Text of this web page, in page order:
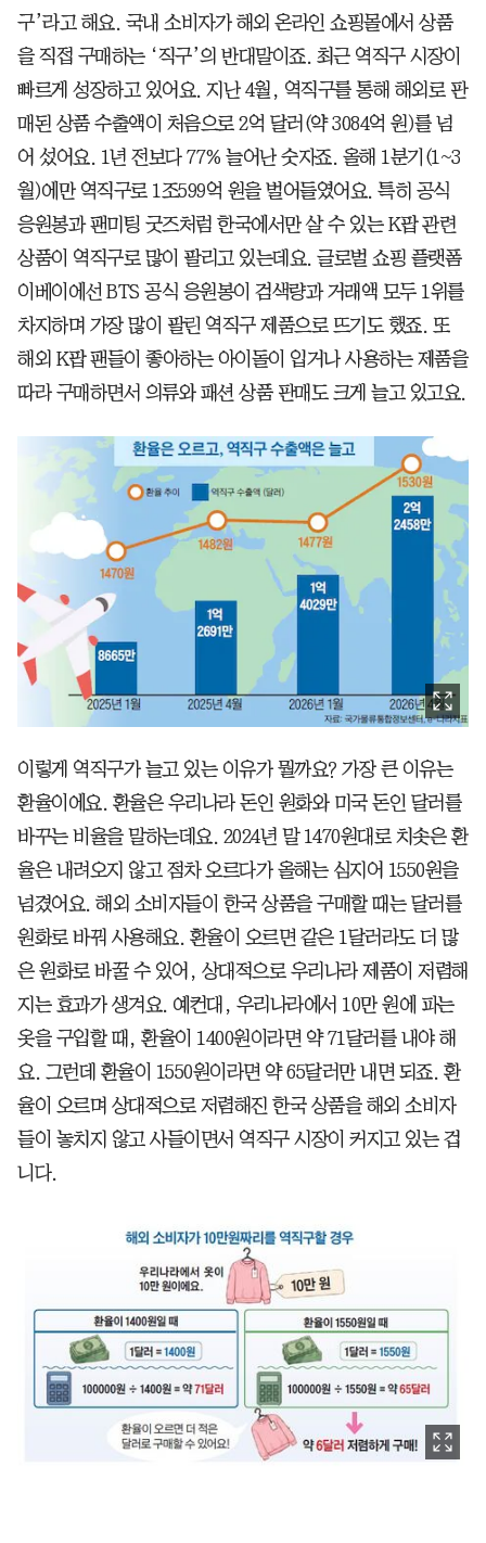
구’라고 해요. 국내 소비자가 해외 온라인 쇼핑몰에서 상품
을 직접 구매하는 ‘직구’의 반대말이죠. 최근 역직구 시장이
빠르게 성장하고 있어요. 지난 4월, 역직구를 통해 해외로 판
매된 상품 수출액이 처음으로 2억 달러(약 3084억 원)를 넘
어 섰어요. 1년 전보다 77% 늘어난 숫자죠. 올해 1분기(1~3
월)에만 역직구로 1조599억 원을 벌어들였어요. 특히 공식
응원봉과 팬미팅 굿즈처럼 한국에서만 살 수 있는 K팝 관련
상품이 역직구로 많이 팔리고 있는데요. 글로벌 쇼핑 플랫폼
이베이에선 BTS 공식 응원봉이 검색량과 거래액 모두 1위를
차지하며 가장 많이 팔린 역직구 제품으로 뜨기도 했죠. 또
해외 K팝 팬들이 좋아하는 아이돌이 입거나 사용하는 제품을
따라 구매하면서 의류와 패션 상품 판매도 크게 늘고 있고요.
이렇게 역직구가 늘고 있는 이유가 뭘까요? 가장 큰 이유는
환율이에요. 환율은 우리나라 돈인 원화와 미국 돈인 달러를
바꾸는 비율을 말하는데요. 2024년 말 1470원대로 치솟은 환
율은 내려오지 않고 점차 오르다가 올해는 심지어 1550원을
넘겼어요. 해외 소비자들이 한국 상품을 구매할 때는 달러를
원화로 바꿔 사용해요. 환율이 오르면 같은 1달러라도 더 많
은 원화로 바꿀 수 있어, 상대적으로 우리나라 제품이 저렴해
지는 효과가 생겨요. 예컨대, 우리나라에서 10만 원에 파는
옷을 구입할 때, 환율이 1400원이라면 약 71달러를 내야 해
요. 그런데 환율이 1550원이라면 약 65달러만 내면 되죠. 환
율이 오르며 상대적으로 저렴해진 한국 상품을 해외 소비자
들이 놓치지 않고 사들이면서 역직구 시장이 커지고 있는 겁
니다.